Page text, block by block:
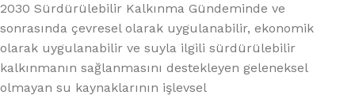
2030 Sürdürülebilir Kalkınma Gündeminde ve
sonrasında çevresel olarak uygulanabilir, ekonomik
olarak uygulanabilir ve suyla ilgili sürdürülebilir
kalkınmanın sağlanmasını destekleyen geleneksel
olmayan su kaynaklarının işlevsel